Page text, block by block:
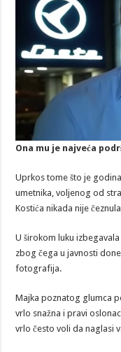
Ona mu je najveća
Uprkos tome što je
umetnika, voljenog od
Kostića nikada nije
U širokom luku
zbog čega u javnosti
fotografija.
Majka poznatog glumca
vrlo snažna i pravi
vrlo često voli da naglasi